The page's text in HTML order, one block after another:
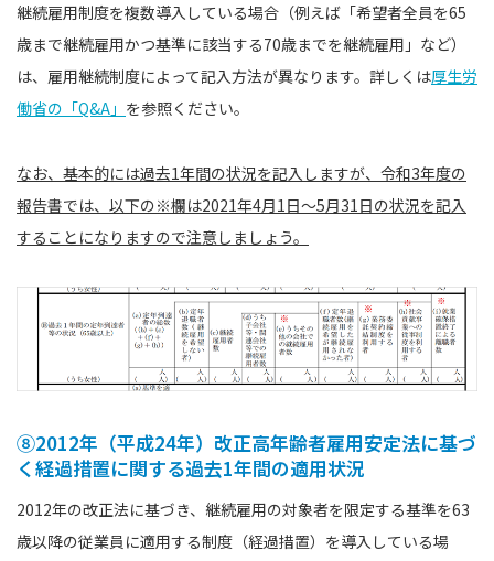
継続雇用制度を複数導入している場合（例えば「希望者全員を65
歳まで継続雇用かつ基準に該当する70歳までを継続雇用」など）
は、雇用継続制度によって記入方法が異なります。詳しくは厚生労
働省の「Q&A」 を参照ください。
なお、基本的には過去1年間の状況を記入しますが、令和3年度の
報告書では、以下の※欄は2021年4月1日〜5月31日の状況を記入
することになりますので注意しましょう。
⑧2012年（平成24年）改正高年齢者雇用安定法に基づ
く経過措置に関する過去1年間の適⽤状況
2012年の改正法に基づき、継続雇用の対象者を限定する基準を63
歳以降の従業員に適用する制度（経過措置）を導入している場